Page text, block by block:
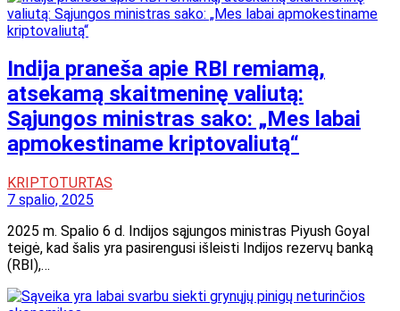
Indija praneša apie RBI remiamą,
atsekamą skaitmeninę valiutą:
Sąjungos ministras sako: „Mes labai
apmokestiname kriptovaliutą“
KRIPTOTURTAS
7 spalio, 2025
2025 m. Spalio 6 d. Indijos sąjungos ministras Piyush Goyal
teigė, kad šalis yra pasirengusi išleisti Indijos rezervų banką
(RBI),…